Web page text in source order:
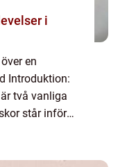
i
en
Introduktion:
två vanliga
står inför